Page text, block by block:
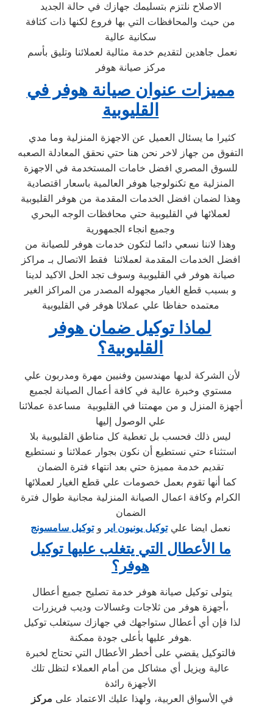
الاصلاح نلتزم بتسليمك جهازك في حالة الجديد
من حيث والمحافظات التي بها فروع لكنها ذات كثافة
سكانية عالية
مركز صيانة هوفر
مميزات عنوان صيانة هوفر في
القليوبية
التفوق من جهاز لاخر نحن هنا حتي نحقق المعادلة الصعبه
للسوق المصري افضل خامات المستخدمة في الاجهزة
المنزلية مع تكنولوجيا هوفر العالمية باسعار اقتصادية
وهذا لضمان افضل الخدمات المقدمة من هوفر القليوبية
لعملائها في القليوبية حتي محافظات الوجه البحري
وجميع انجاء الجمهورية
وهذا لاننا نسعي دائما لتكون خدمات هوفر للصيانة من
افضل الخدمات المقدمة لعملائنا فقط الاتصال بـ مراكز
صيانة هوفر في القليوبية وسوف تجد الحل الاكيد لدينا
و بسبب قطع الغيار مجهوله المصدر من المراكز الغير
معتمده حفاظا علي عملائا هوفر في القليوبية
لماذا توكيل ضمان هوفر
القليوبية؟
مستوي وخبرة عالية في كافة أعمال الصيانة لجميع
أجهزة المنزل و من مهمتنا في القليوبية مساعدة عملائنا
علي الوصول إليها
ليس ذلك فحسب بل تغطية كل مناطق القليوبية بلا
استثناء حتي نستطيع أن نكون بجوار عملائنا و نستطيع
تقديم خدمة مميزة حتي بعد انتهاء فترة الضمان
كما أنها تقوم بعمل خصومات علي قطع الغيار لعملائها
الكرام وكافة اعمال الصيانة المنزلية مجانية طوال فترة
الضمان
نعمل ايضا عليتوكيل يونيون اير وتوكيل سامسونج
ما الأعطال التي يتغلب عليها توكيل
هوفر؟
أجهزة هوفر من ثلاجات وغسالات وديب فريزرات،
هوفر عليها بأعلى جودة ممكنة.
فالتوكيل يقضي على أخطر الأعطال التي تحتاج لخبرة
عالية ويزيل أي مشاكل من أمام العملاء لتظل تلك
الأجهزة رائدة
في الأسواق العربية، ولهذا عليك الاعتماد على مركز